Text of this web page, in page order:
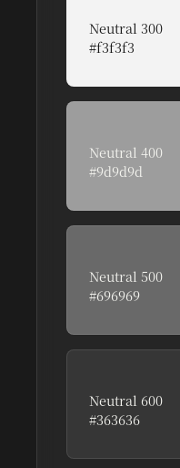
Neutral 300
#f3f3f3
Neutral 400
#9d9d9d
Neutral 500
#696969
Neutral 600
#363636